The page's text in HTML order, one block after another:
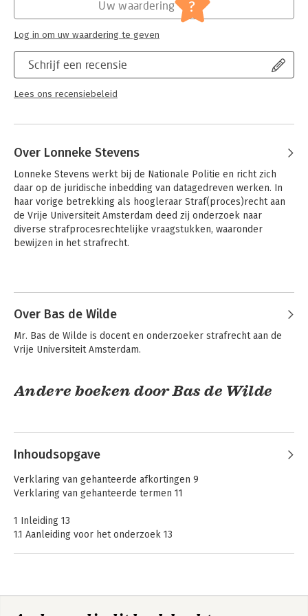
Schrijf een recensie
Lees ons recensiebeleid
Uw waardering ?
Log in om uw waardering te geven
Over Lonneke Stevens
Lonneke Stevens werkt bij de Nationale Politie en richt zich
daar op de juridische inbedding van datagedreven werken. In
haar vorige betrekking als hoogleraar Straf(proces)recht aan
de Vrije Universiteit Amsterdam deed zij onderzoek naar
diverse strafprocesrechtelijke vraagstukken, waaronder
bewijzen in het strafrecht.
Stevens
Redeneren onder
onzekerheid in
strafzaken
Over Bas de Wilde
Mr. Bas de Wilde is docent en onderzoeker strafrecht aan de
Vrije Universiteit Amsterdam.
Andere boeken door Bas de Wilde
Inhoudsopgave
Verklaring van gehanteerde afkortingen 9
Verklaring van gehanteerde termen 11
1 Inleiding 13
1.1 Aanleiding voor het onderzoek 13